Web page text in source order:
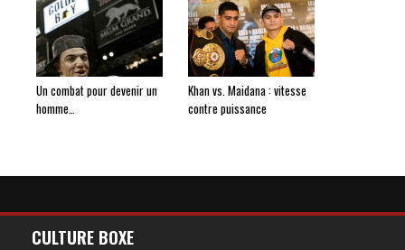
Un combat pour devenir un
homme…
Khan vs. Maidana : vitesse
contre puissance
CULTURE BOXE